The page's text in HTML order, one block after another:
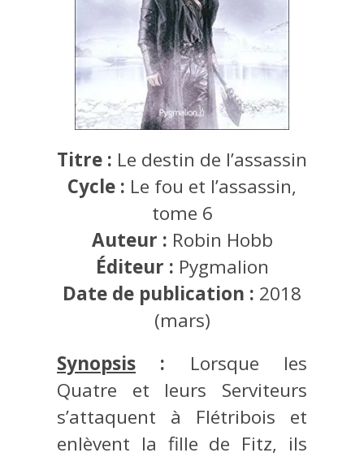
Titre : Le destin de l’assassin
Cycle : Le fou et l’assassin,
tome 6
Auteur : Robin Hobb
Éditeur : Pygmalion
Date de publication : 2018
(mars)
Synopsis : Lorsque les
Quatre et leurs Serviteurs
s’attaquent à Flétribois et
enlèvent la fille de Fitz, ils